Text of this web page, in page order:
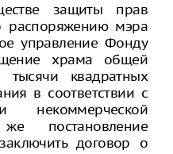
защиты прав
распоряжению мэра
управление Фонду
храма общей
квадратных
в соответствии с
некоммерческой
постановление
договор о